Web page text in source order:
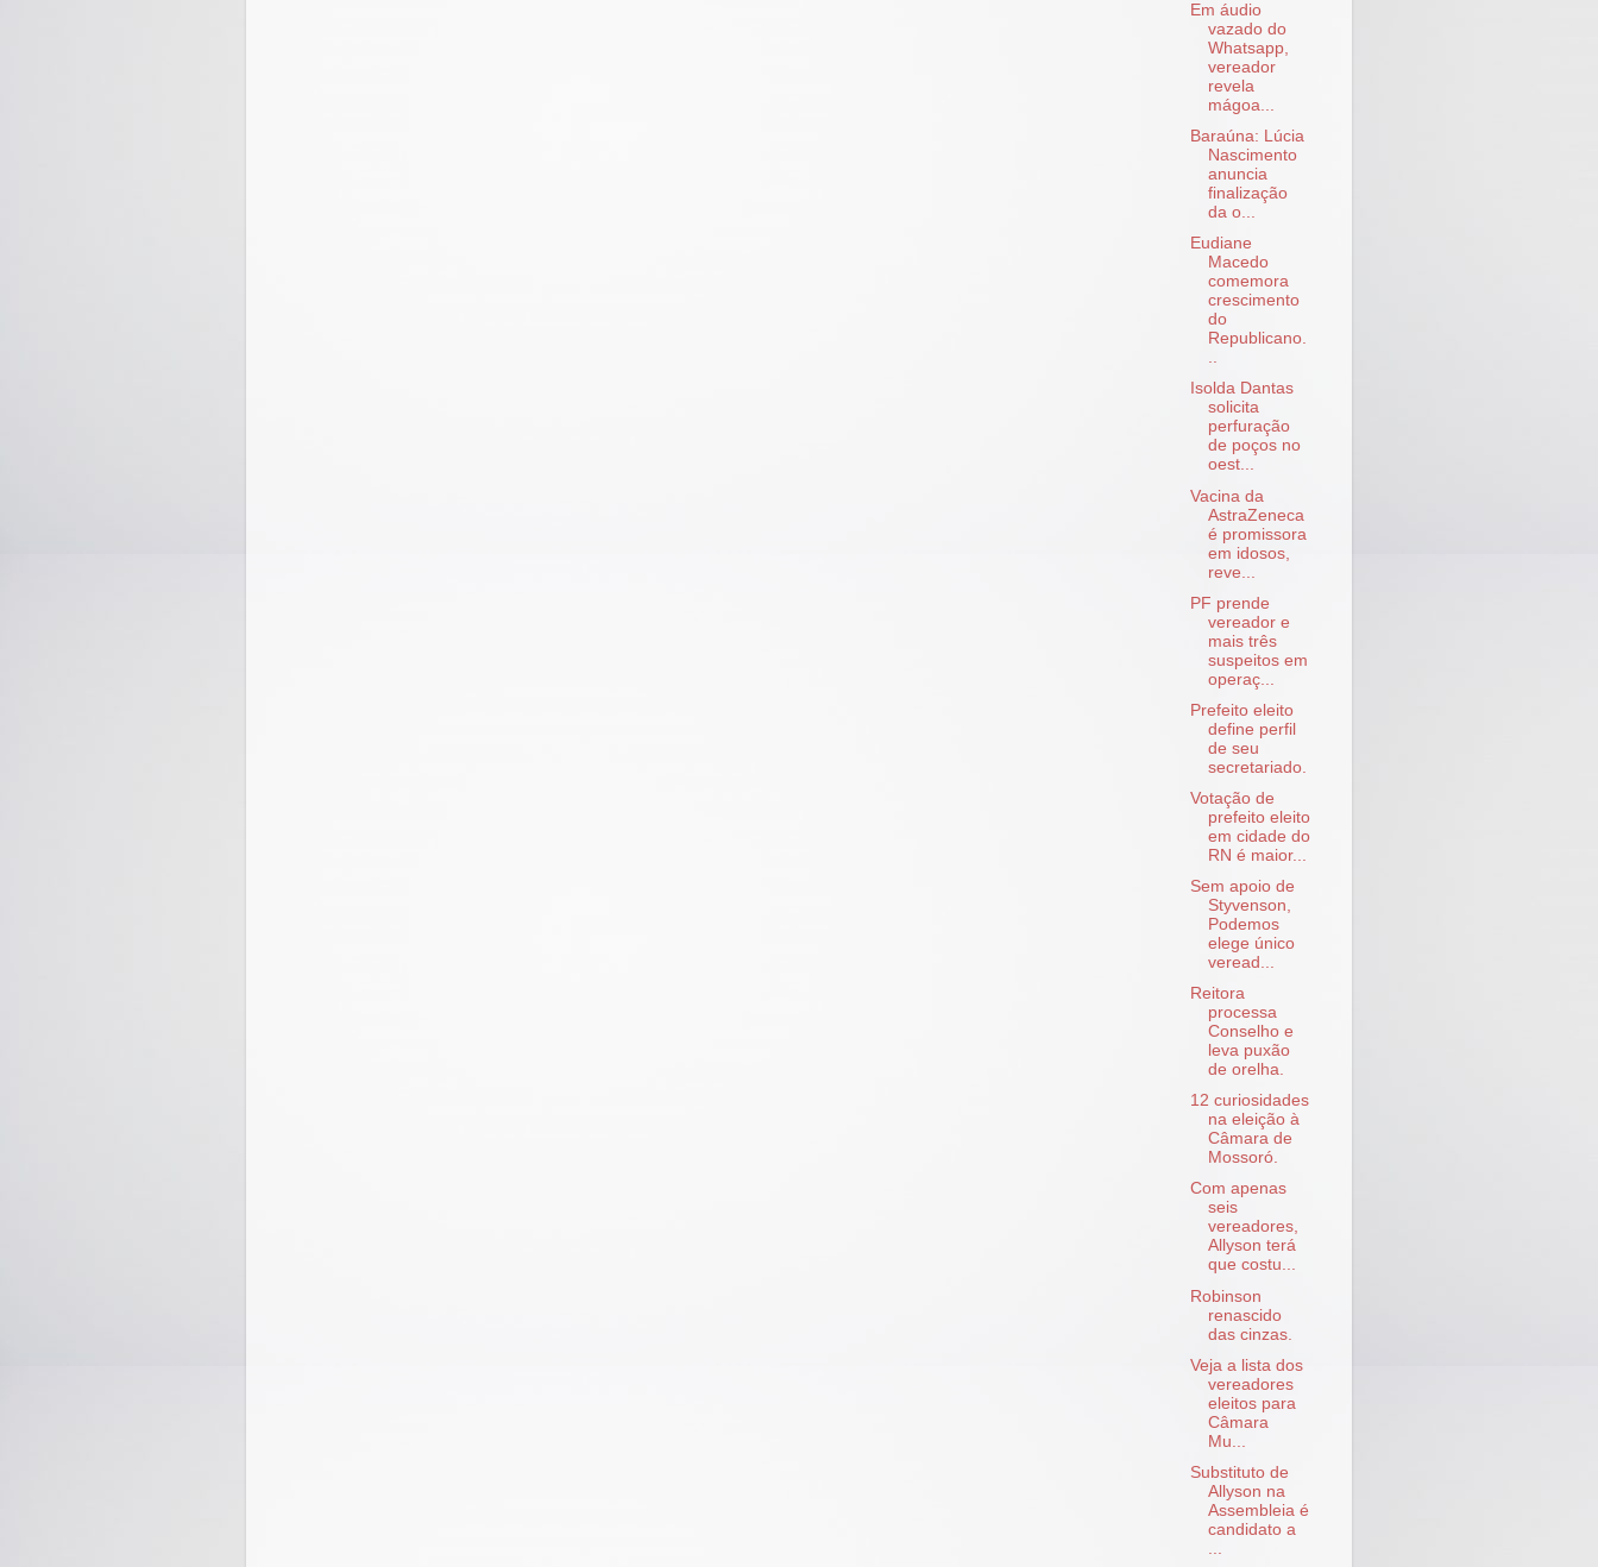
Em áudio
vazado do
Whatsapp,
vereador
revela
mágoa...
Baraúna: Lúcia
Nascimento
anuncia
finalização
da o...
Eudiane
Macedo
comemora
crescimento
do
Republicano.
..
Isolda Dantas
solicita
perfuração
de poços no
oest...
Vacina da
AstraZeneca
é promissora
em idosos,
reve...
PF prende
vereador e
mais três
suspeitos em
operaç...
Prefeito eleito
define perfil
de seu
secretariado.
Votação de
prefeito eleito
em cidade do
RN é maior...
Sem apoio de
Styvenson,
Podemos
elege único
veread...
Reitora
processa
Conselho e
leva puxão
de orelha.
12 curiosidades
na eleição à
Câmara de
Mossoró.
Com apenas
seis
vereadores,
Allyson terá
que costu...
Robinson
renascido
das cinzas.
Veja a lista dos
vereadores
eleitos para
Câmara
Mu...
Substituto de
Allyson na
Assembleia é
candidato a